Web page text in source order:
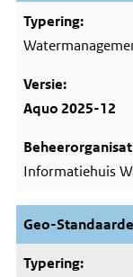
Aquo 2025-12
Informatiehuis
Geo-